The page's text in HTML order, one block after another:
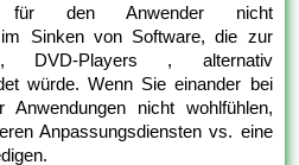
für den Anwender nicht
Sinken von Software, die zur
DVD-Players , alternativ
würde. Wenn Sie einander bei
nicht wohlfühlen,
Anpassungsdiensten vs. eine